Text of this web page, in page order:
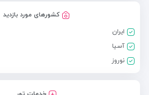
کشورهای مورد بازدید
ایران
آسیا
نوروز